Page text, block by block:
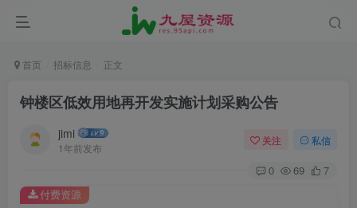
首页 招标信息 正文
钟楼区低效用地再开发实施计划采购公告
jimi
1年前发布
关注 私信
0 69 7
付费资源